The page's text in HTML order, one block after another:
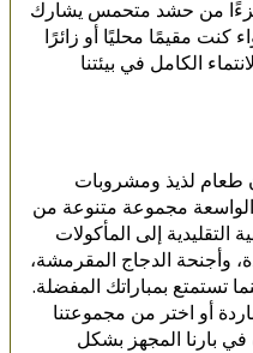
جزءًا من حشد متحمس يشارك
كنت مقيمًا محليًا أو زائرًا
الكامل في بيئتنا
طعام لذيذ ومشروبات
مجموعة متنوعة من
التقليدية إلى المأكولات
وأجنحة الدجاج المقرمشة،
تستمتع بمباراتك المفضلة.
أو اختر من مجموعتنا
بارنا المجهز بشكل